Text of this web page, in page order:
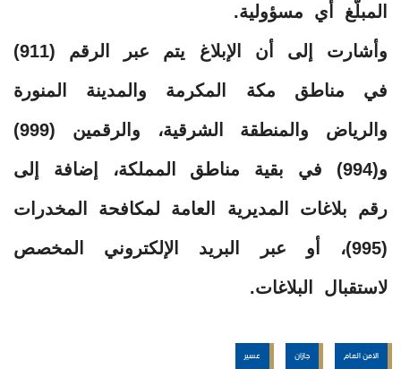
المبلّغ أي مسؤولية.
وأشارت إلى أن الإبلاغ يتم عبر الرقم (911)
في مناطق مكة المكرمة والمدينة المنورة
والرياض والمنطقة الشرقية، والرقمين (999)
و(994) في بقية مناطق المملكة، إضافة إلى
رقم بلاغات المديرية العامة لمكافحة المخدرات
(995)، أو عبر البريد الإلكتروني المخصص
لاستقبال البلاغات.
الامن العام جازان عسير